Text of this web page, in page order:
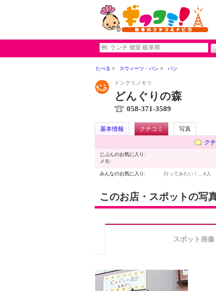
たべる スウィーツ・パン パン
ドングリノモリ
どんぐりの森
058-371-3589
基本情報 クチコミ
写真
ク
じぶんのお気に入り:
メモ:
みんなのお気に入り: 行ってみたい！… 4人
このお店・スポットの写
スポット画像